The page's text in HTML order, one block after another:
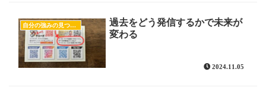
自分の強みの見つけ方
過去をどう発信するかで未来が
変わる
2024.11.05